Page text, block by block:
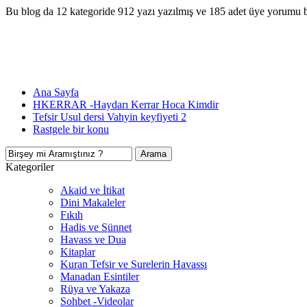
Bu blog da 12 kategoride 912 yazı yazılmış ve 185 adet üye yorumu
Ana Sayfa
HKERRAR -Haydarı Kerrar Hoca Kimdir
Tefsir Usul dersi Vahyin keyfiyeti 2
Rastgele bir konu
Kategoriler
Akaid ve İtikat
Dini Makaleler
Fıkıh
Hadis ve Sünnet
Havass ve Dua
Kitaplar
Kuran Tefsir ve Surelerin Havassı
Manadan Esintiler
Rüya ve Yakaza
Sohbet -Videolar